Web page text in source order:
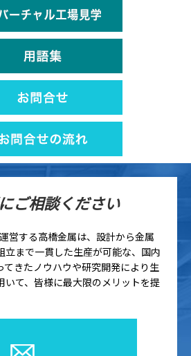
ご相談ください
営する高橋金属は、設計から金属
立まで一貫した生産が可能な、国内
てきたノウハウや研究開発により生
いて、皆様に最大限のメリットを提